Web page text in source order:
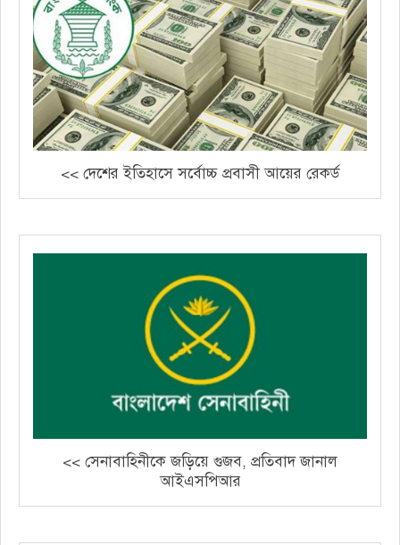
<< দেশের ইতিহাসে সর্বোচ্চ প্রবাসী আয়ের রেকর্ড
<< সেনাবাহিনীকে জড়িয়ে গুজব, প্রতিবাদ জানাল
আইএসপিআর